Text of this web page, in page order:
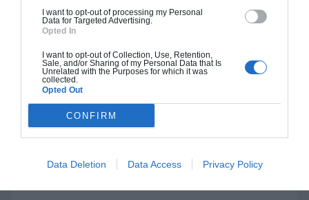
I want to opt-out of processing my Personal
Data for Targeted Advertising.
Opted In
I want to opt-out of Collection, Use, Retention,
Sale, and/or Sharing of my Personal Data that Is
Unrelated with the Purposes for which it was
collected.
Opted Out
CONFIRM
Data Deletion Data Access Privacy Policy
Chiffrage estimatif pour : Fondations et normes
standards. Construction en bloc coffrant isolant
(RT 2020). Finitions haut de gamme. Le prix "clé
en main" inclut le gros oeuvre et le second
oeuvre (cuisine, peinture, sols...), mais exclut
À partir de
342 000€ TTC
Je la veux !